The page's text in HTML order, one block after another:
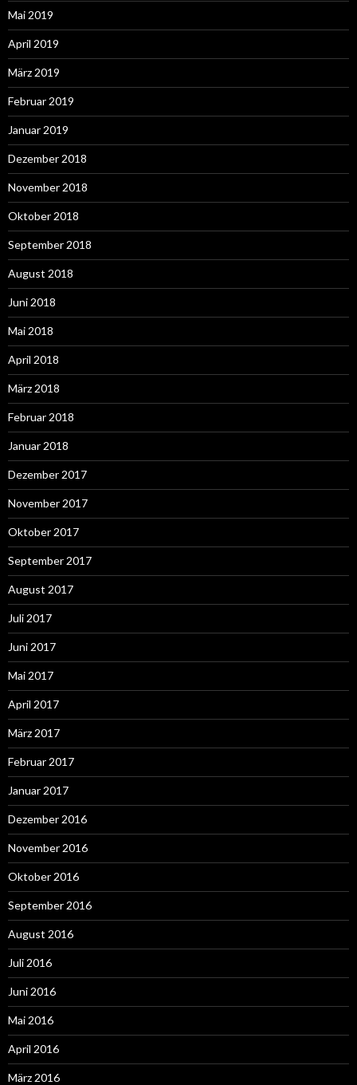
Mai 2019
April 2019
März 2019
Februar 2019
Januar 2019
Dezember 2018
November 2018
Oktober 2018
September 2018
August 2018
Juni 2018
Mai 2018
April 2018
März 2018
Februar 2018
Januar 2018
Dezember 2017
November 2017
Oktober 2017
September 2017
August 2017
Juli 2017
Juni 2017
Mai 2017
April 2017
März 2017
Februar 2017
Januar 2017
Dezember 2016
November 2016
Oktober 2016
September 2016
August 2016
Juli 2016
Juni 2016
Mai 2016
April 2016
März 2016